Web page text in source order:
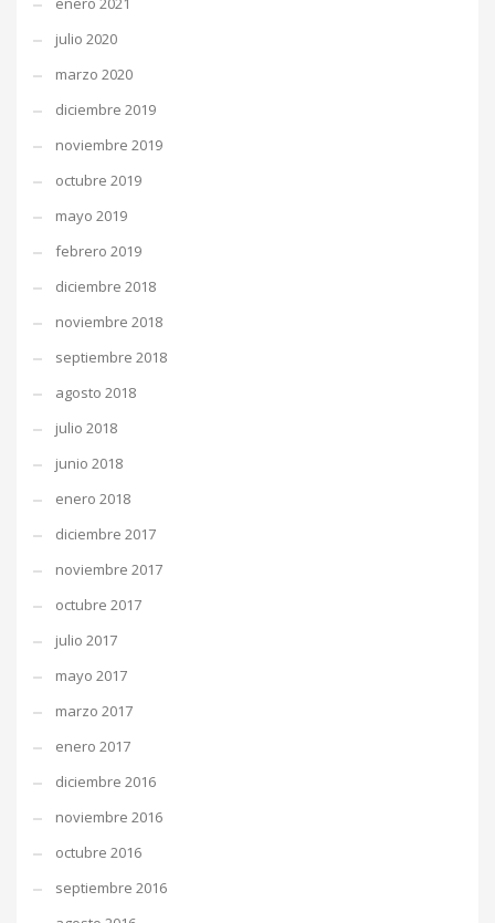
julio 2020
marzo 2020
diciembre 2019
noviembre 2019
octubre 2019
mayo 2019
febrero 2019
diciembre 2018
noviembre 2018
septiembre 2018
agosto 2018
julio 2018
junio 2018
enero 2018
diciembre 2017
noviembre 2017
octubre 2017
julio 2017
mayo 2017
marzo 2017
enero 2017
diciembre 2016
noviembre 2016
octubre 2016
septiembre 2016